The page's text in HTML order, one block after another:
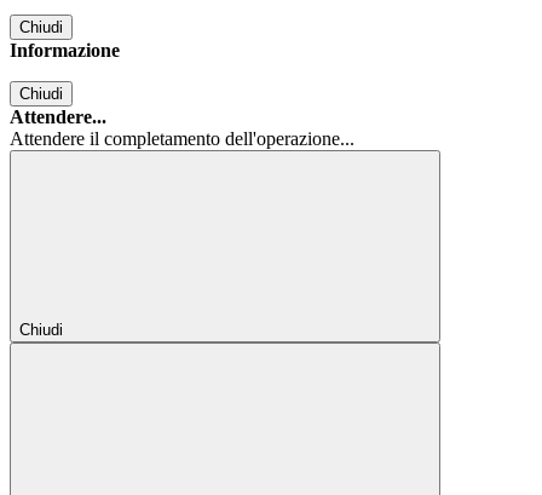
Chiudi
Informazione
Chiudi
Attendere...
Attendere il completamento dell'operazione...
Chiudi